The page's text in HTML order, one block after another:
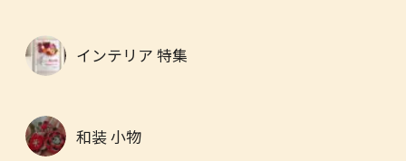
インテリア 特集
和装 小物